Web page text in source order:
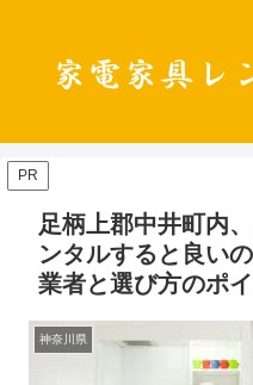
PR
足柄上郡中井町内
ンタルすると良い
業者と選び方のポ
神奈川県